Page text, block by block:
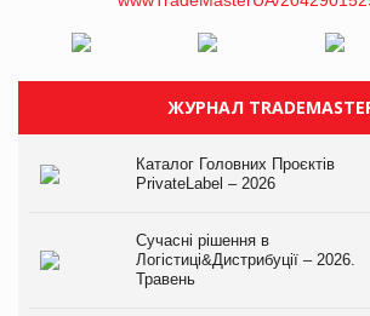
ЖУРНАЛ
Каталог Головних Проєктів
PrivateLabel – 2026
Сучасні рішення в
Логістиці&Дистрибуції – 2026.
Травень